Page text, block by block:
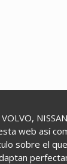
VOLVO,
web así
sobre el